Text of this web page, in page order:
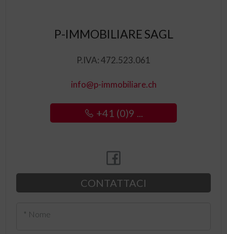
P-IMMOBILIARE SAGL
P.IVA: 472.523.061
info@p-immobiliare.ch
+41 (0)9 ...
CONTATTACI
* Nome